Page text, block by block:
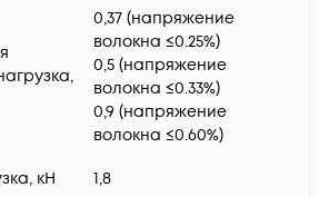
0,37 (напряжение
волокна ≤0.25%)
0,5 (напряжение
волокна ≤0.33%)
0,9 (напряжение
волокна ≤0.60%)
кН 1,8